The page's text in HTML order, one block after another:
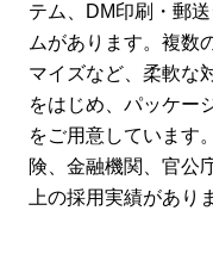
テム、DM印刷・郵
ムがあります。複数
マイズなど、柔軟な
をはじめ、パッケー
をご用意しています
険、金融機関、官公
上の採用実績があり